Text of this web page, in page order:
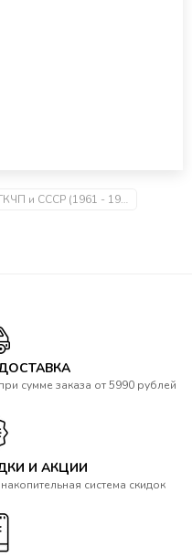
ГКЧП и СССР (1961 - 1991)
сумме заказа от 5990 рублей
И АКЦИИ
система скидок